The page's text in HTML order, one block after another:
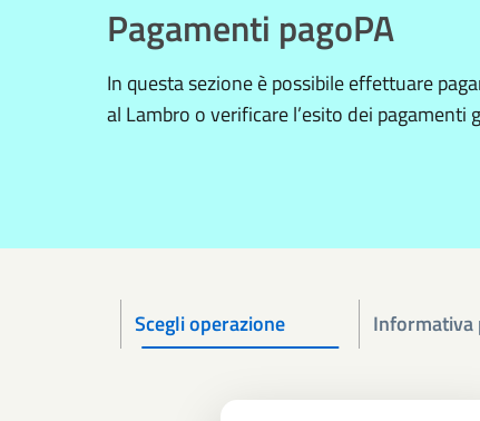
Pagamenti pagoPA
In questa sezione è possibile effettuare
al Lambro o verificare l’esito dei pagamenti
Scegli operazione Informativa